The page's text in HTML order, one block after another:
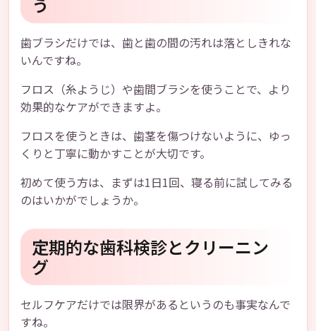
歯ブラシだけでは、歯と歯の間の汚れは落としきれな
いんですね。
フロス（糸ようじ）や歯間ブラシを使うことで、より
効果的なケアができますよ。
フロスを使うときは、歯茎を傷つけないように、ゆっ
くりと丁寧に動かすことが大切です。
初めて使う方は、まずは1日1回、寝る前に試してみる
のはいかがでしょうか。
定期的な歯科検診とクリーニン
グ
セルフケアだけでは限界があるというのも事実なんで
すね。